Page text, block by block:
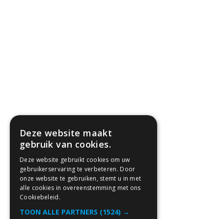
Deze website maakt
gebruik van cookies.
Deze website gebruikt cookies om uw
gebruikerservaring te verbeteren. Door
onze website te gebruiken, stemt u in met
alle cookies in overeenstemming met ons
Cookiebeleid.
TOON ALLE PARTNERS (1524) →